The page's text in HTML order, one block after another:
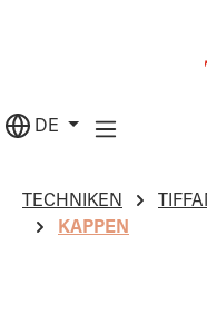
DE
TECHNIKEN
KAPPEN